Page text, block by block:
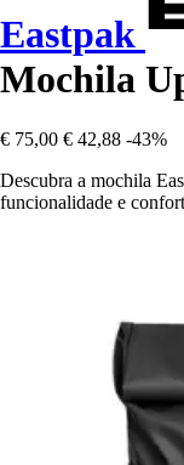
Eastpak
Mochila
€ 75,00 € 42,88 -43%
Descubra a mochila
funcionalidade e